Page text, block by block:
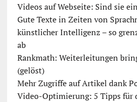
Videos auf Webseite: Sind sie
Gute Texte in Zeiten von
künstlicher Intelligenz – so
ab
Rankmath: Weiterleitungen
(gelöst)
Mehr Zugriffe auf Artikel dank
Video-Optimierung: 5 Tipps für